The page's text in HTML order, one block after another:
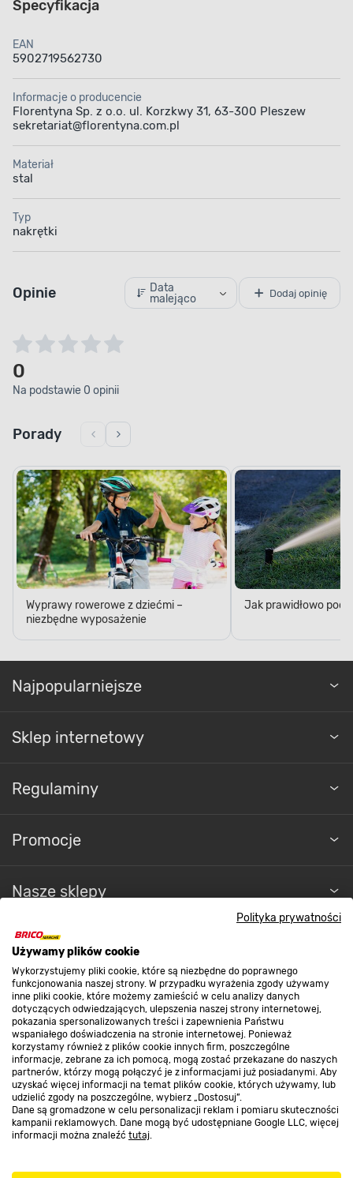
Polityka prywatności
Używamy plików cookie
Wykorzystujemy pliki cookie, które są niezbędne do poprawnego
funkcjonowania naszej strony. W przypadku wyrażenia zgody używamy
inne pliki cookie, które możemy zamieścić w celu analizy danych
dotyczących odwiedzających, ulepszenia naszej strony internetowej,
pokazania spersonalizowanych treści i zapewnienia Państwu
wspaniałego doświadczenia na stronie internetowej. Ponieważ
korzystamy również z plików cookie innych firm, poszczególne
informacje, zebrane za ich pomocą, mogą zostać przekazane do naszych
partnerów, którzy mogą połączyć je z informacjami już posiadanymi. Aby
uzyskać więcej informacji na temat plików cookie, których używamy, lub
udzielić zgody na poszczególne, wybierz „Dostosuj”.
Dane są gromadzone w celu personalizacji reklam i pomiaru skuteczności
kampanii reklamowych. Dane mogą być udostępniane Google LLC, więcej
informacji można znaleźć tutaj.
Specyfikacja
EAN
5902719562730
Informacje o producencie
Florentyna Sp. z o.o. ul. Korzkwy 31, 63-300 Pleszew
sekretariat@florentyna.com.pl
Materiał
stal
Typ
nakrętki
Opinie
Data
malejąco
Dodaj opinię
0
Na podstawie 0 opinii
Porady
Wyprawy rowerowe z dziećmi –
niezbędne wyposażenie
Jak prawidłowo
Najpopularniejsze
Sklep internetowy
Regulaminy
Promocje
Nasze sklepy
O nas
Kontakt do sklepu
Strefa biznesu
Dołącz do nas